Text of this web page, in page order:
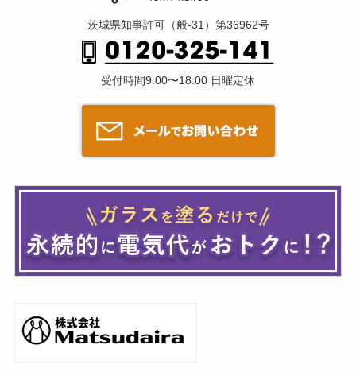
茨城県知事許可（般-31）第36962号
受付時間9:00〜18:00 日曜定休